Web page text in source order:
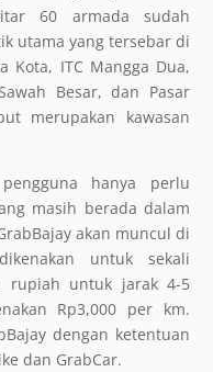
60 armada sudah
utama yang tersebar di
Kota, ITC Mangga Dua,
Besar, dan Pasar
merupakan kawasan
hanya perlu
masih berada dalam
akan muncul di
untuk sekali
rupiah untuk jarak 4-5
Rp3,000 per km.
dengan ketentuan
dan GrabCar.